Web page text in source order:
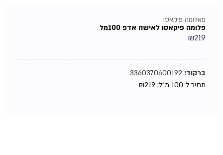
פאלומה פיקאסו
פלומה פיקאסו לאישה אדפ 100מל
₪219
ברקוד:3360370600192
מחיר ל-100 מ"ל:
₪219